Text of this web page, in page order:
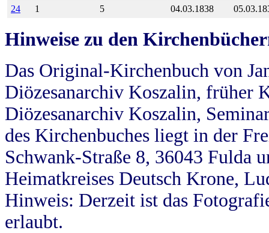
24
1 5 04.03.1838
Hinweise zu den
Das Original-Kirchenbuch von
Diözesanarchiv Koszalin, früher
Diözesanarchiv Koszalin,
des Kirchenbuches liegt in der
Schwank-Straße 8, 36043 Fulda
Heimatkreises Deutsch Krone,
Hinweis: Derzeit ist das
erlaubt.